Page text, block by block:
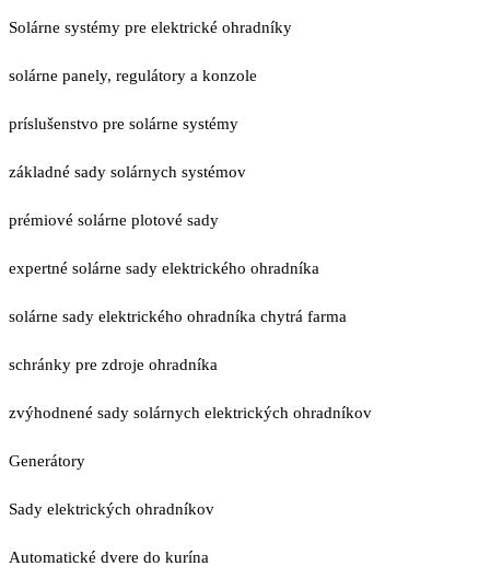
Solárne systémy pre elektrické ohradníky
solárne panely, regulátory a konzole
príslušenstvo pre solárne systémy
základné sady solárnych systémov
prémiové solárne plotové sady
expertné solárne sady elektrického ohradníka
solárne sady elektrického ohradníka chytrá farma
schránky pre zdroje ohradníka
zvýhodnené sady solárnych elektrických ohradníkov
Generátory
Sady elektrických ohradníkov
Automatické dvere do kurína